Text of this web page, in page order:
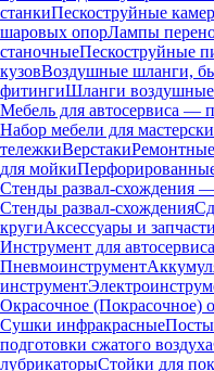
станкиПескоструйные
шаровых опорЛампы
станочныеПескоструйные
кузовВоздушные шланги,
фитингиШланги воздушные
Мебель для автосервиса —
Набор мебели для
тележкиВерстаки
для мойки
Стенды развал-схождения
Стенды развал-схождения
кругиАксессуары и
Инструмент для
Пневмоинструмент
инструмент
Окрасочное (Покрасочное)
Сушки инфракрасныеПосты
подготовки сжатого воздуха
лубрикаторыСтойки для